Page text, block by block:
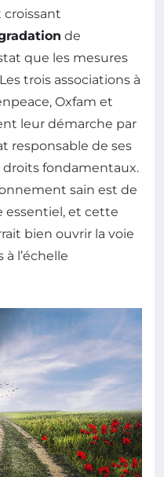
croissant
de
que les mesures
trois associations à
Oxfam et
leur démarche par
responsable de ses
fondamentaux.
sain est de
essentiel, et cette
bien ouvrir la voie
l’échelle